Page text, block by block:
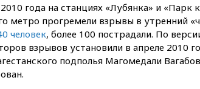
года на станциях «Лубянка» и «Парк
метро прогремели взрывы в утренний
человек, более 100 пострадали. По
взрывов установили в апреле 2010
подполья Магомедали